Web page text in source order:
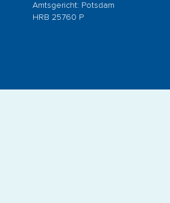
Amtsgericht: Potsdam
HRB 25760 P